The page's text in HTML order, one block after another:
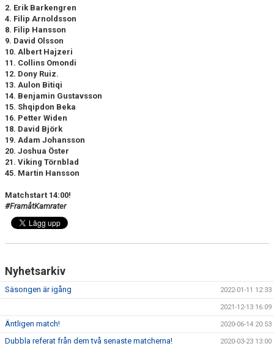
2. Erik Barkengren
4. Filip Arnoldsson
8. Filip Hansson
9. David Olsson
10. Albert Hajzeri
11. Collins Omondi
12. Dony Ruiz.
13. Aulon Bitiqi
14. Benjamin Gustavsson
15. Shqipdon Beka
16. Petter Widen
18. David Björk
19. Adam Johansson
20. Joshua Öster
21. Viking Törnblad
45. Martin Hansson
Matchstart 14:00!
#FramåtKamrater
Nyhetsarkiv
Säsongen är igång 2022-01-11 12:33
2021-12-13 16:09
Äntligen match! 2020-06-14 20:53
Dubbla referat från dem två senaste matcherna! 2020-03-23 13:00